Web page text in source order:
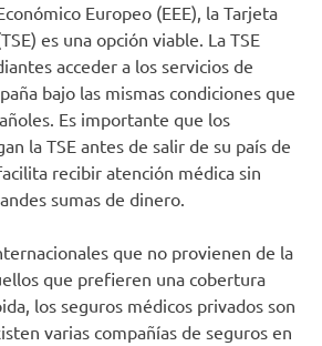
Europeo (EEE), la Tarjeta
es una opción viable. La TSE
acceder a los servicios de
bajo las mismas condiciones que
Es importante que los
la TSE antes de salir de su país de
recibir atención médica sin
sumas de dinero.
que no provienen de la
que prefieren una cobertura
los seguros médicos privados son
varias compañías de seguros en